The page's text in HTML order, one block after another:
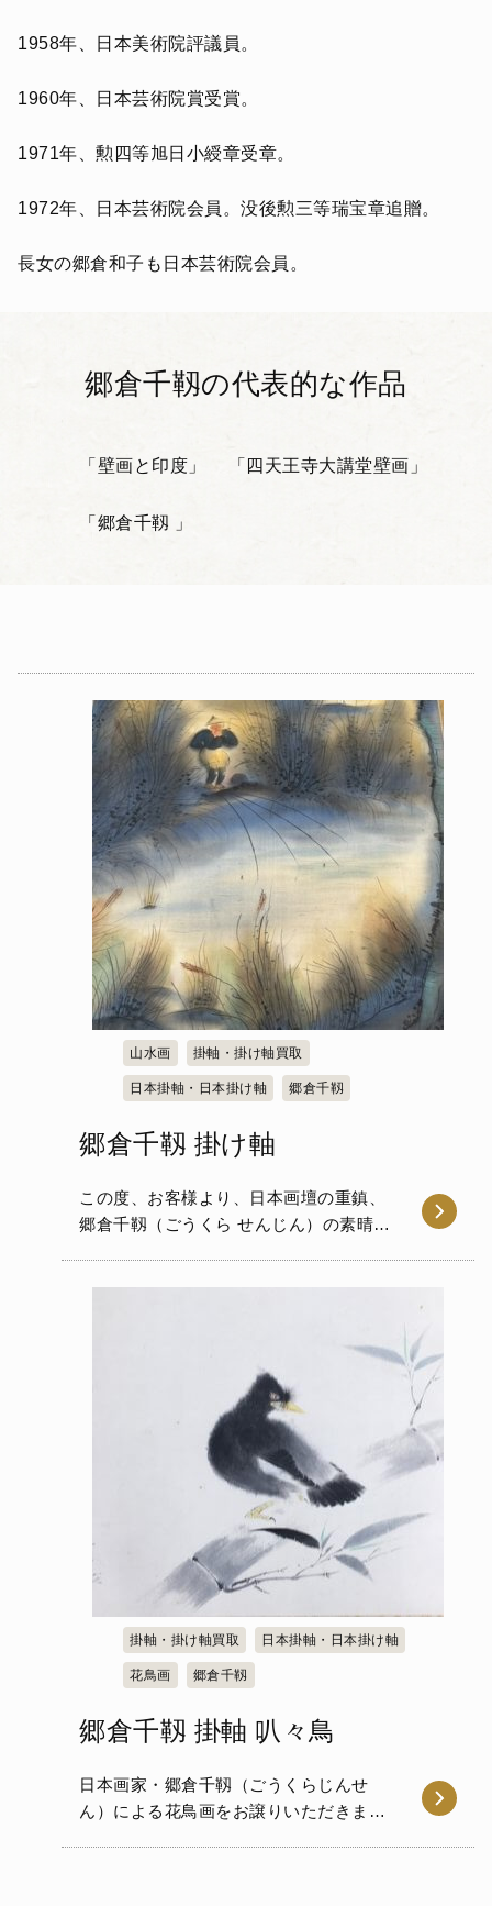
1958年、日本美術院評議員。
1960年、日本芸術院賞受賞。
1971年、勲四等旭日小綬章受章。
1972年、日本芸術院会員。没後勲三等瑞宝章追贈。
長女の郷倉和子も日本芸術院会員。
郷倉千靱の代表的な作品
「壁画と印度」 「四天王寺大講堂壁画」
「郷倉千靱 」
山水画 掛軸・掛け軸買取
日本掛軸・日本掛け軸 郷倉千靱
郷倉千靱 掛け軸
この度、お客様より、日本画壇の重鎮、
郷倉千靱（ごうくら せんじん）の素晴ら
掛軸・掛け軸買取 日本掛軸・日本掛け軸
花鳥画 郷倉千靱
郷倉千靱 掛軸 叭々鳥
日本画家・郷倉千靱（ごうくらじんせ
ん）による花鳥画をお譲りいただきまし